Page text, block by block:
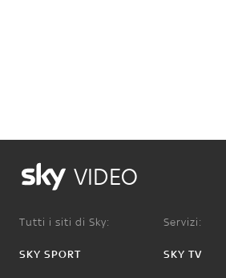
VIDEO
Tutti i siti di Sky:
SKY SPORT
Servizi:
SKY TV